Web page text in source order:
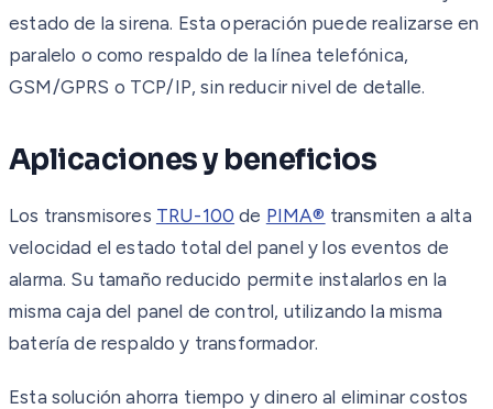
estado de la sirena. Esta operación puede realizarse en
paralelo o como respaldo de la línea telefónica,
GSM/GPRS o TCP/IP, sin reducir nivel de detalle.
Aplicaciones y beneficios
Los transmisores TRU-100 de PIMA® transmiten a alta
velocidad el estado total del panel y los eventos de
alarma. Su tamaño reducido permite instalarlos en la
misma caja del panel de control, utilizando la misma
batería de respaldo y transformador.
Esta solución ahorra tiempo y dinero al eliminar costos